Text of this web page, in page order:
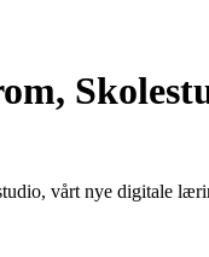
vårt nye digitale